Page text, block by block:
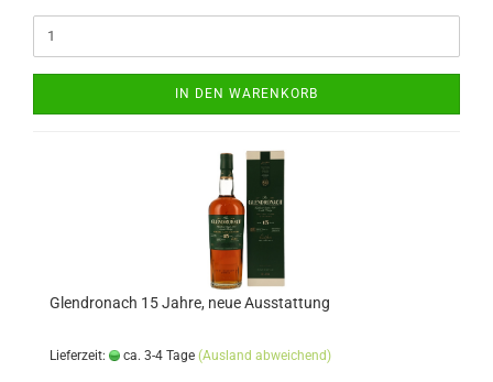
IN DEN WARENKORB
Glendronach 15 Jahre, neue Ausstattung
Lieferzeit: ca. 3-4 Tage (Ausland abweichend)